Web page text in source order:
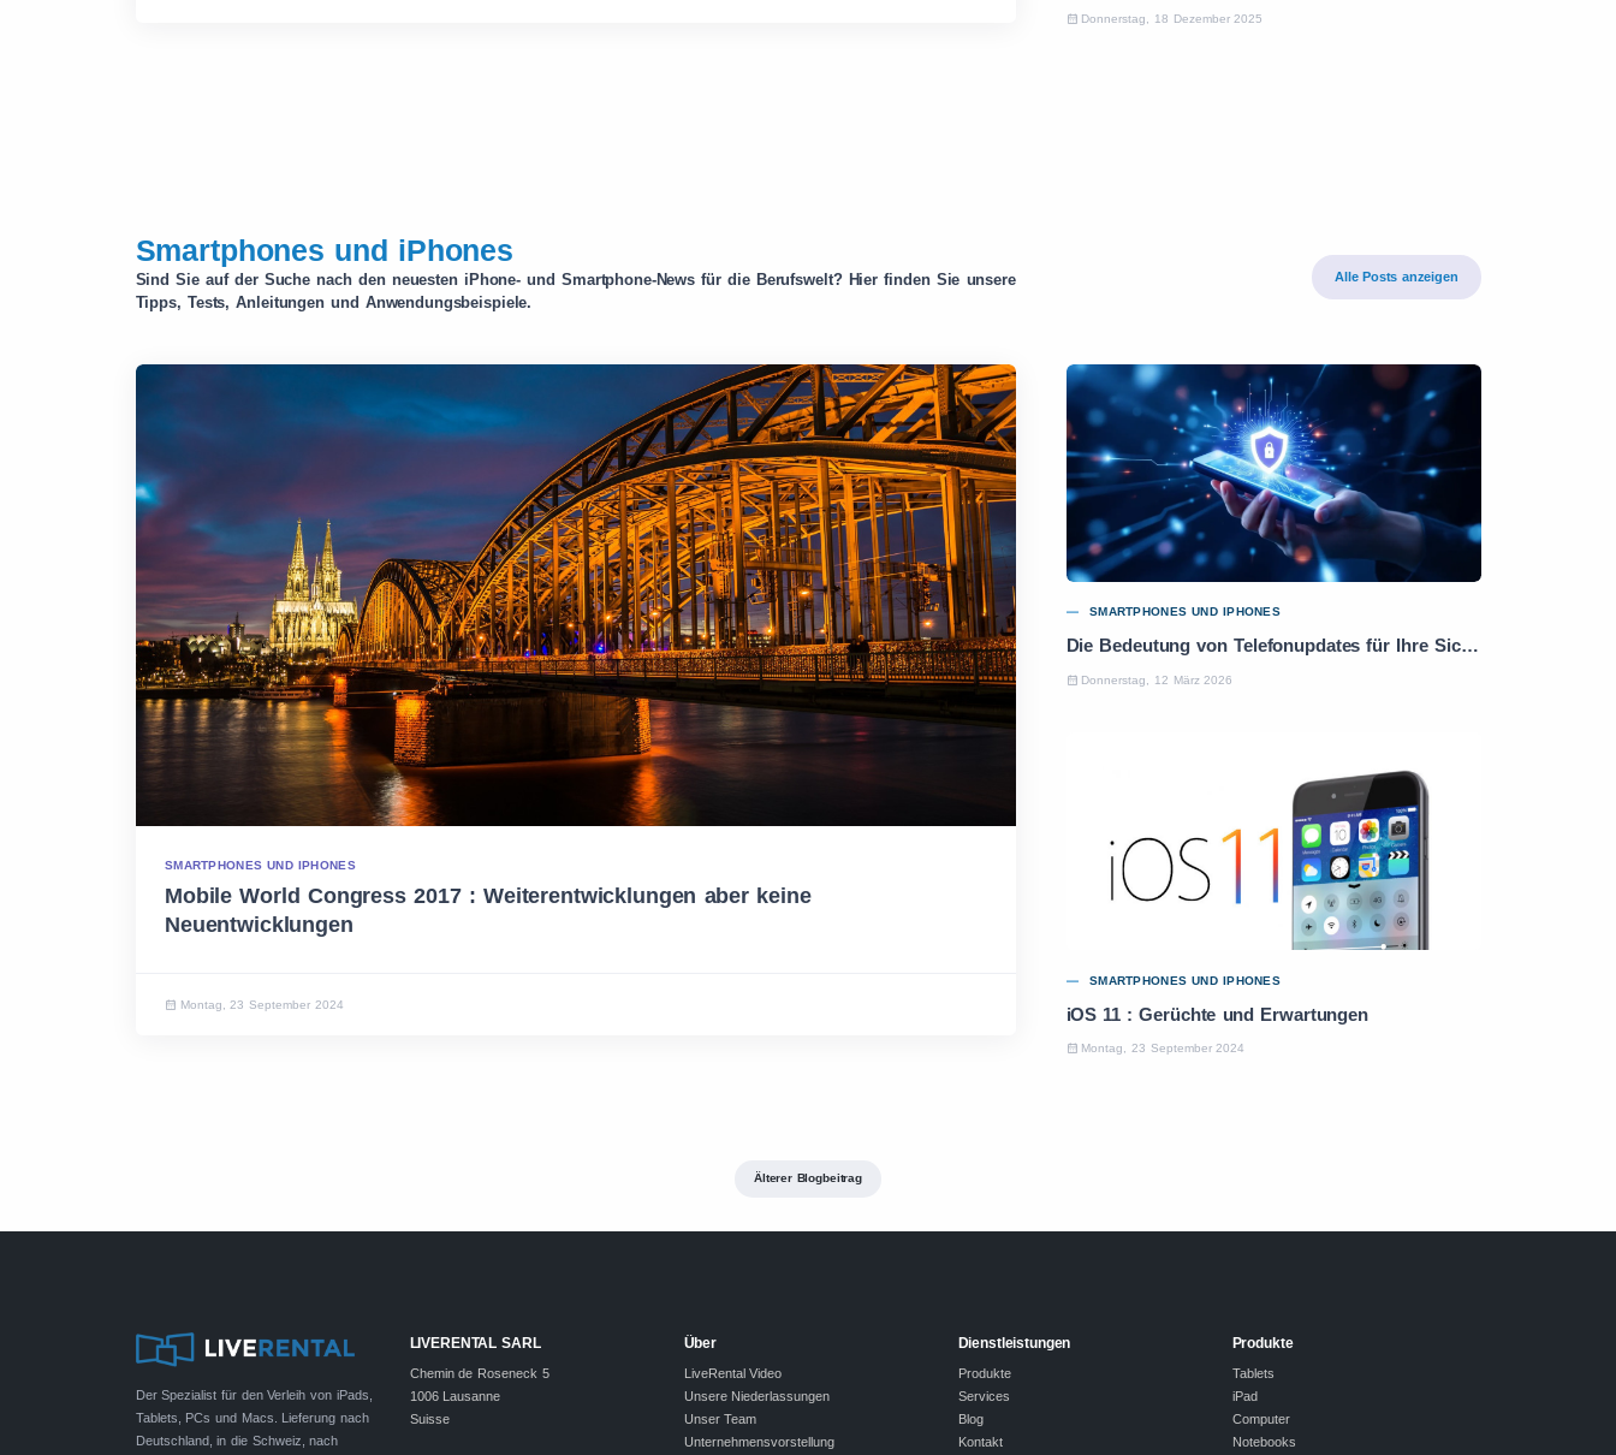
Donnerstag, 18 Dezember 2025
Smartphones und iPhones
Sind Sie auf der Suche nach den neuesten iPhone- und Smartphone-News für die Berufswelt? Hier finden Sie unsere
Tipps, Tests, Anleitungen und Anwendungsbeispiele.
Alle Posts anzeigen
SMARTPHONES UND IPHONES
Mobile World Congress 2017 : Weiterentwicklungen aber keine
Neuentwicklungen
Montag, 23 September 2024
SMARTPHONES UND IPHONES
Die Bedeutung von Telefonupdates für Ihre Sicherheit und Leistung
Donnerstag, 12 März 2026
SMARTPHONES UND IPHONES
iOS 11 : Gerüchte und Erwartungen
Montag, 23 September 2024
Älterer Blogbeitrag
Der Spezialist für den Verleih von iPads,
Tablets, PCs und Macs. Lieferung nach
Deutschland, in die Schweiz, nach
LIVERENTAL SARL
Chemin de Roseneck 5
1006 Lausanne
Suisse
Über
LiveRental Video
Unsere Niederlassungen
Unser Team
Unternehmensvorstellung
Dienstleistungen
Produkte
Services
Blog
Kontakt
Produkte
Tablets
iPad
Computer
Notebooks